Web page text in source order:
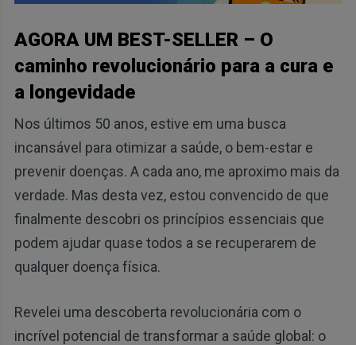
AGORA UM BEST-SELLER – O
caminho revolucionário para a cura e
a longevidade
Nos últimos 50 anos, estive em uma busca
incansável para otimizar a saúde, o bem-estar e
prevenir doenças. A cada ano, me aproximo mais da
verdade. Mas desta vez, estou convencido de que
finalmente descobri os princípios essenciais que
podem ajudar quase todos a se recuperarem de
qualquer doença física.
Revelei uma descoberta revolucionária com o
incrível potencial de transformar a saúde global: o